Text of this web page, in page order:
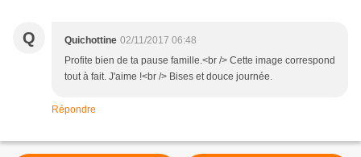
Q Quichottine 02/11/2017 06:48
Profite bien de ta pause famille.<br /> Cette image correspond
tout à fait. J'aime !<br /> Bises et douce journée.
Répondre